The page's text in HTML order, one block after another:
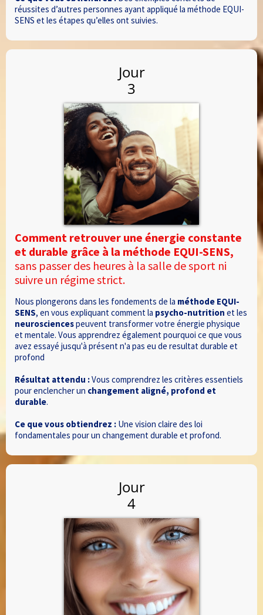
réussites d’autres personnes ayant appliqué la méthode EQUI-
SENS et les étapes qu’elles ont suivies.
Jour
3
Comment retrouver une énergie constante
et durable grâce à la méthode EQUI-SENS,
sans passer des heures à la salle de sport ni
suivre un régime strict.
Nous plongerons dans les fondements de la méthode EQUI-
SENS, en vous expliquant comment la psycho-nutrition et les
neurosciencespeuvent transformer votre énergie physique
et mentale. Vous apprendrez également pourquoi ce que vous
avez essayé jusqu'à présent n'a pas eu de resultat durable et
profond
Résultat attendu :Vous comprendrez les critères essentiels
pour enclencher un changement aligné, profond et
durable.
Ce que vous obtiendrez : Une vision claire des loi
fondamentales pour un changement durable et profond.
Jour
4